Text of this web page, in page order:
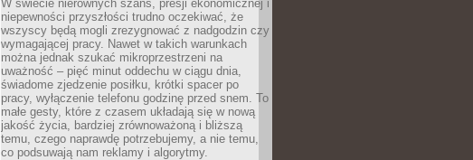
W świecie nierównych szans, presji ekonomicznej i
niepewności przyszłości trudno oczekiwać, że
wszyscy będą mogli zrezygnować z nadgodzin czy
wymagającej pracy. Nawet w takich warunkach
można jednak szukać mikroprzestrzeni na
uważność – pięć minut oddechu w ciągu dnia,
świadome zjedzenie posiłku, krótki spacer po
pracy, wyłączenie telefonu godzinę przed snem. To
małe gesty, które z czasem układają się w nową
jakość życia, bardziej zrównoważoną i bliższą
temu, czego naprawdę potrzebujemy, a nie temu,
co podsuwają nam reklamy i algorytmy.